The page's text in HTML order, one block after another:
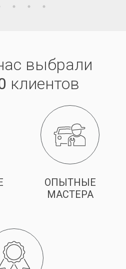
выбрали
клиентов
ОПЫТНЫЕ
МАСТЕРА